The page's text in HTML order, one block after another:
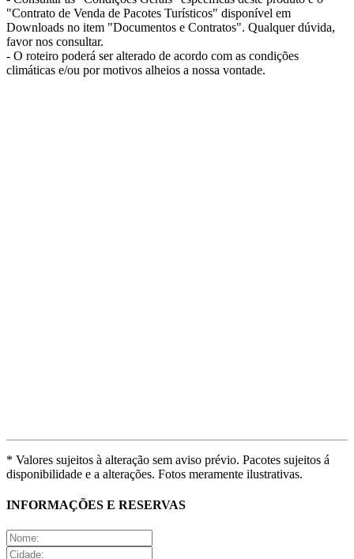
"Contrato de Venda de Pacotes Turísticos" disponível em
Downloads no item "Documentos e Contratos". Qualquer dúvida,
favor nos consultar.
- O roteiro poderá ser alterado de acordo com as condições
climáticas e/ou por motivos alheios a nossa vontade.
* Valores sujeitos à alteração sem aviso prévio. Pacotes sujeitos á
disponibilidade e a alterações. Fotos meramente ilustrativas.
INFORMAÇÕES E RESERVAS